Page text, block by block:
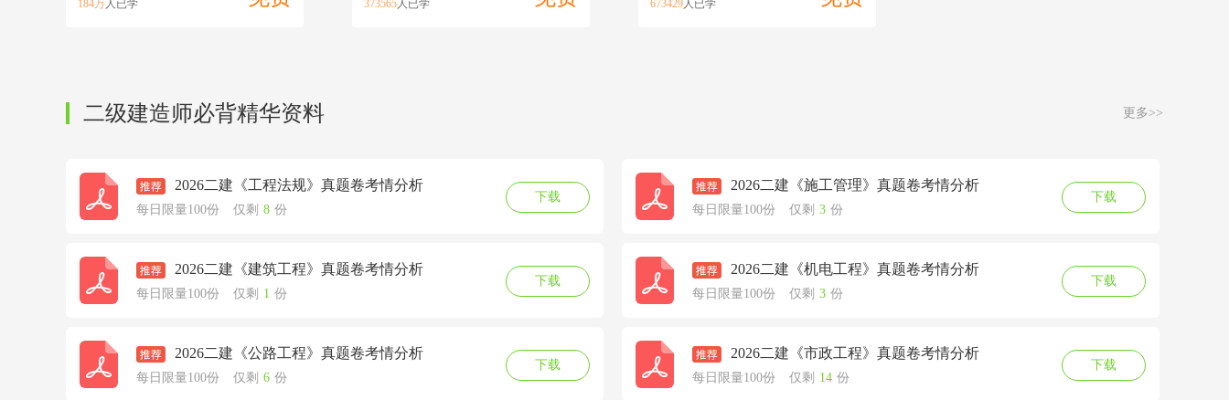
184万人已学
373565人已学
673429人已学
二级建造师必背精华资料 更多>>
2026二建《工程法规》真题卷考情分析
每日限量100份 仅剩 8 份
下载
2026二建《施工管理》真题卷考情分析
每日限量100份 仅剩 3 份
下载
2026二建《建筑工程》真题卷考情分析
每日限量100份 仅剩 1 份
下载
2026二建《机电工程》真题卷考情分析
每日限量100份 仅剩 3 份
下载
2026二建《公路工程》真题卷考情分析
每日限量100份 仅剩 6 份
下载
2026二建《市政工程》真题卷考情分析
每日限量100份 仅剩 14 份
下载